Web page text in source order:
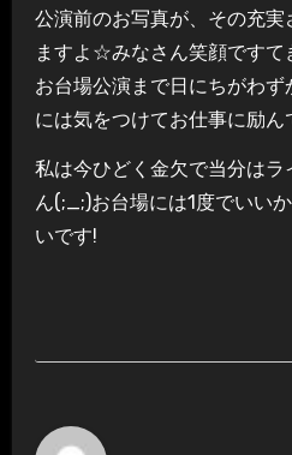
公演前のお写真が、その充実
ますよ☆みなさん笑顔ですて
お台場公演まで日にちがわず
には気をつけてお仕事に励ん
私は今ひどく金欠で当分はラ
ん(;_;)お台場には1度でいい
いです!